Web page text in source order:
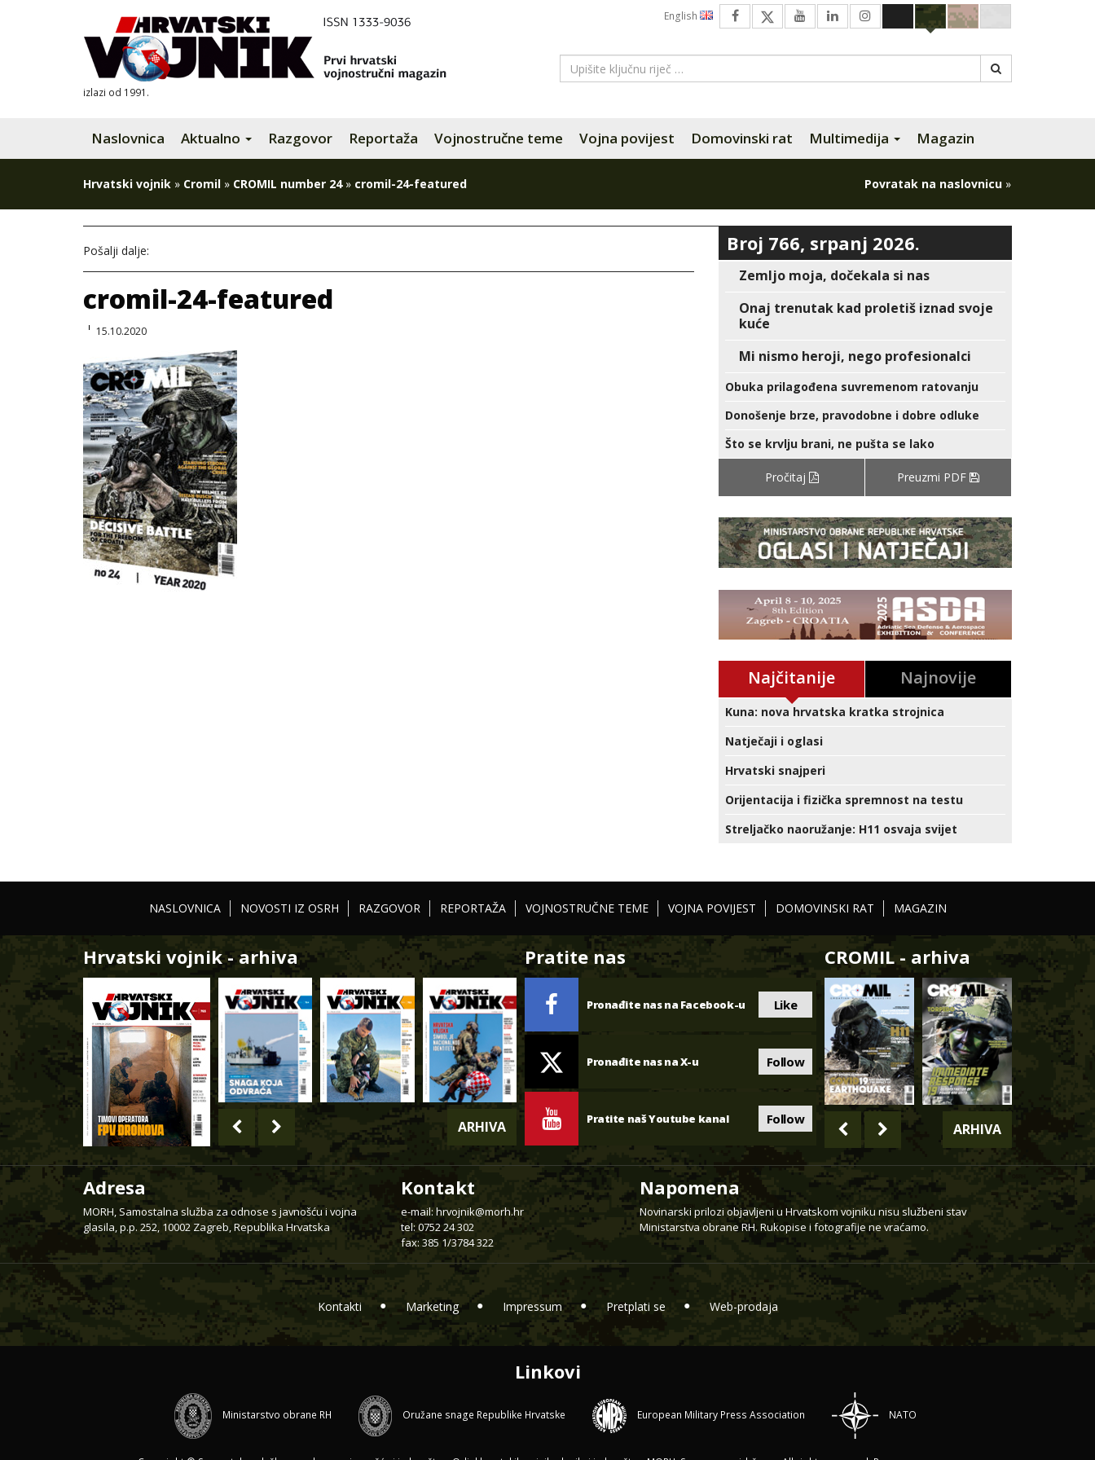
izlazi od 1991.
English
Naslovnica Aktualno Razgovor Reportaža Vojnostručne teme Vojna povijest Domovinski rat Multimedija Magazin
Hrvatski vojnik » Cromil » CROMIL number 24» cromil-24-featured Povratak na naslovnicu »
Pošalji dalje:
cromil-24-featured
15.10.2020
Broj 766, srpanj 2026.
Zemljo moja, dočekala si nas
Onaj trenutak kad proletiš iznad svoje
kuće
Mi nismo heroji, nego profesionalci
Obuka prilagođena suvremenom ratovanju
Donošenje brze, pravodobne i dobre odluke
Što se krvlju brani, ne pušta se lako
Pročitaj Preuzmi PDF
Najčitanije Najnovije
Kuna: nova hrvatska kratka strojnica
Natječaji i oglasi
Hrvatski snajperi
Orijentacija i fizička spremnost na testu
Streljačko naoružanje: H11 osvaja svijet
NASLOVNICA NOVOSTI IZ OSRH RAZGOVOR REPORTAŽA VOJNOSTRUČNE TEME VOJNA POVIJEST DOMOVINSKI RAT MAGAZIN
Hrvatski vojnik - arhiva
ARHIVA
Pratite nas
Pronađite nas na Facebook-u Like
Pronađite nas na X-u Follow
Pratite naš Youtube kanal Follow
CROMIL - arhiva
ARHIVA
Adresa
MORH, Samostalna služba za odnose s javnošću i vojna
glasila, p.p. 252, 10002 Zagreb, Republika Hrvatska
Kontakt
e-mail: hrvojnik@morh.hr
tel: 0752 24 302
fax: 385 1/3784 322
Napomena
Novinarski prilozi objavljeni u Hrvatskom vojniku nisu službeni stav
Ministarstva obrane RH. Rukopise i fotografije ne vraćamo.
Kontakti Marketing Impressum Pretplati se Web-prodaja
Linkovi
Ministarstvo obrane RH Oružane snage Republike Hrvatske European Military Press Association NATO